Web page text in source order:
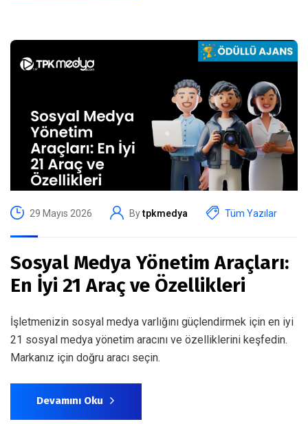
29 Mayıs 2026 Bytpkmedya Tüm Yazılar
Sosyal Medya Yönetim Araçları:
En İyi 21 Araç ve Özellikleri
İşletmenizin sosyal medya varlığını güçlendirmek için en iyi
21 sosyal medya yönetim aracını ve özelliklerini keşfedin.
Markanız için doğru aracı seçin.
Devamını Oku